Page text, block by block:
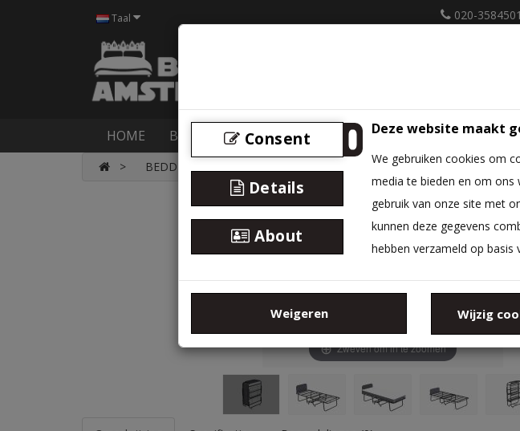
Taal 020-
HOME BOXSPRINGS BEDDEN MATRASSEN
BEDDEN Vouwbed met KoudschuimHR45 14 cm
Zweven om in te zoomen
Consent
Details
About
Deze website maakt
We gebruiken cookies om
media te bieden en om ons
gebruik van onze site met
kunnen deze gegevens
hebben verzameld op basis
Weigeren Wijzig